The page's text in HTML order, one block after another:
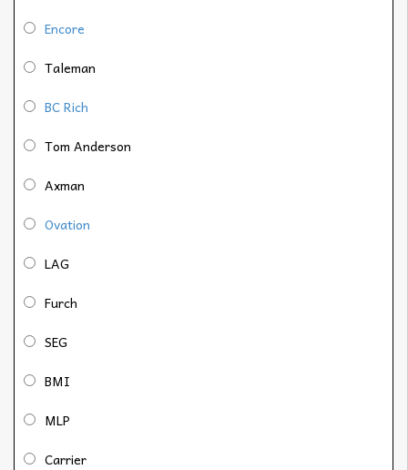
Encore
Taleman
BC Rich
Tom Anderson
Axman
Ovation
LAG
Furch
SEG
BMI
MLP
Carrier